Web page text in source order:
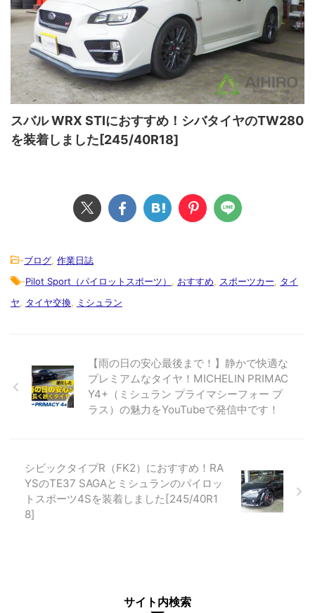
スバル WRX STIにおすすめ！シバタイヤのTW280
を装着しました[245/40R18]
-ブログ, 作業日誌
-Pilot Sport（パイロットスポーツ） , おすすめ, スポーツカー, タイ
ヤ, タイヤ交換, ミシュラン
【雨の日の安心最後まで！】静かで快適な
プレミアムなタイヤ！MICHELIN PRIMAC
Y4+（ミシュラン プライマシーフォー プ
ラス）の魅力をYouTubeで発信中です！
シビックタイプR（FK2）におすすめ！RA
YSのTE37 SAGAとミシュランのパイロッ
トスポーツ4Sを装着しました[245/40R1
8]
サイト内検索